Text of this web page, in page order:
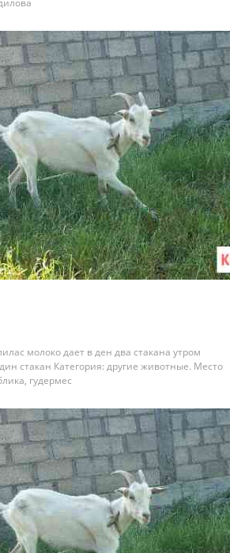
молоко дает в ден два стакана утром
стакан Категория: другие животные. Место
гудермес